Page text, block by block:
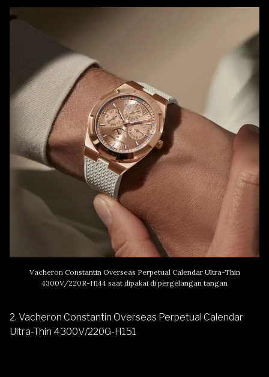
Vacheron Constantin Overseas Perpetual Calendar Ultra-Thin
4300V/220R-H144 saat dipakai di pergelangan tangan
2. Vacheron Constantin Overseas Perpetual Calendar
Ultra-Thin 4300V/220G-H151